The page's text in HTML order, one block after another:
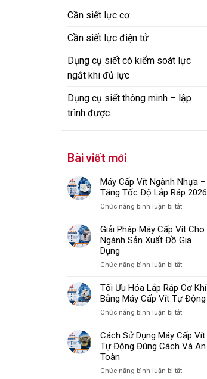
Cần siết lực cơ
Cần siết lực điện tử
Dụng cụ siết có kiểm soát lực
ngắt khi đủ lực
Dụng cụ siết thông minh – lập
trình được
Bài viết mới
Máy Cấp Vít Ngành Nhựa –
Tăng Tốc Độ Lắp Ráp 2026
Chức năng bình luận bị tắtở
Cấp
Vít
–
Tốc
Độ
Giải Pháp Máy Cấp Vít Cho
Ngành Sản Xuất Đồ Gia
Dụng
Chức năng bình luận bị tắtở
Pháp
Máy
Cấp
Vít
Ngành
Sản
Tối Ưu Hóa Lắp Ráp Cơ Khí
Bằng Máy Cấp Vít Tự Động
Chức năng bình luận bị tắtở
Ưu
Hóa
Cơ
Cách Sử Dụng Máy Cấp Vít
Tự Động Đúng Cách Và An
Toàn
Chức năng bình luận bị tắtở